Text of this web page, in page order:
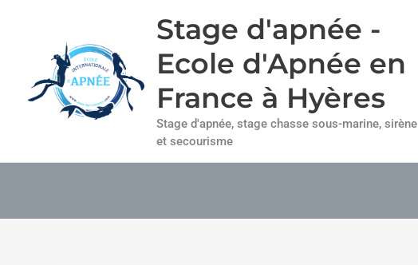
Stage d'apnée -
Ecole d'Apnée en
France à Hyères
Stage d'apnée, stage chasse sous-marine, sirène
et secourisme